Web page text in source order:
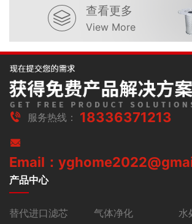
查看更多
View More
服务热线： 18336371213
Email：
产品中心
替代进口滤芯 气体净化
水